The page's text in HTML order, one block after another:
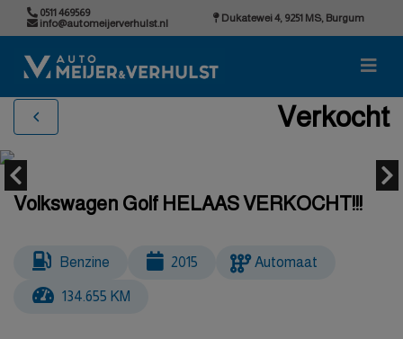
0511 469569
info@automeijerverhulst.nl
Dukatewei 4, 9251 MS, Burgum
Verkocht
Volkswagen Golf HELAAS VERKOCHT!!!
Benzine 2015 Automaat
134.655 KM